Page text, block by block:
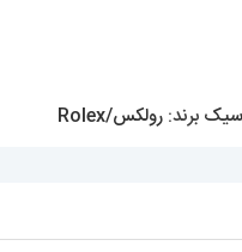
برند: رولکس/Rolex